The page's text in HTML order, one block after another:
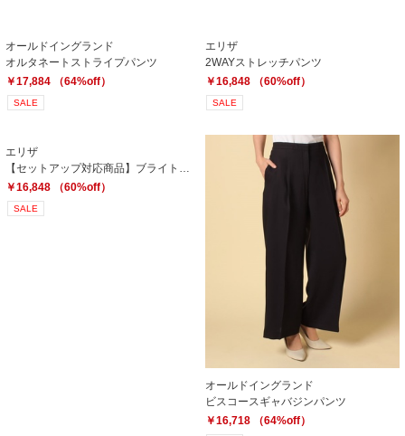
オールドイングランド
オルタネートストライプパンツ
￥17,884 （64%off）
SALE
エリザ
2WAYストレッチパンツ
￥16,848 （60%off）
SALE
エリザ
￥16,848 （60%off）
SALE
オールドイングランド
ビスコースギャバジンパンツ
￥16,718 （64%off）